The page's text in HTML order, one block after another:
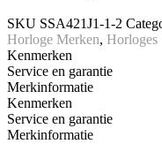
SKU SSA421J1-1-2
Horloge Merken, Horloges
Kenmerken
Service en garantie
Merkinformatie
Kenmerken
Service en garantie
Merkinformatie